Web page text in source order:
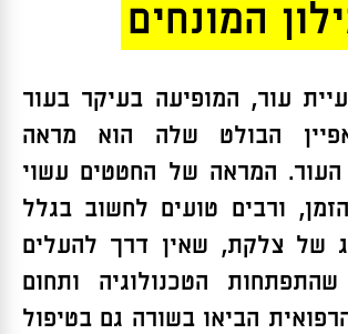
המונחים
עור, המופיעה בעיקר בעור
הבולט שלה הוא מראה
המראה של החטטים עשוי
ורבים טועים לחשוב בגלל
של צלקת, שאין דרך להעלים
הטכנולוגיה ותחום
הביאו בשורה גם בטיפול